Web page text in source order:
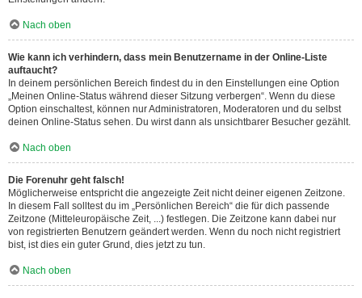
Nach oben
Wie kann ich verhindern, dass mein Benutzername in der Online-Liste
auftaucht?
In deinem persönlichen Bereich findest du in den Einstellungen eine Option
„Meinen Online-Status während dieser Sitzung verbergen“. Wenn du diese
Option einschaltest, können nur Administratoren, Moderatoren und du selbst
deinen Online-Status sehen. Du wirst dann als unsichtbarer Besucher gezählt.
Nach oben
Die Forenuhr geht falsch!
Möglicherweise entspricht die angezeigte Zeit nicht deiner eigenen Zeitzone.
In diesem Fall solltest du im „Persönlichen Bereich“ die für dich passende
Zeitzone (Mitteleuropäische Zeit, ...) festlegen. Die Zeitzone kann dabei nur
von registrierten Benutzern geändert werden. Wenn du noch nicht registriert
bist, ist dies ein guter Grund, dies jetzt zu tun.
Nach oben